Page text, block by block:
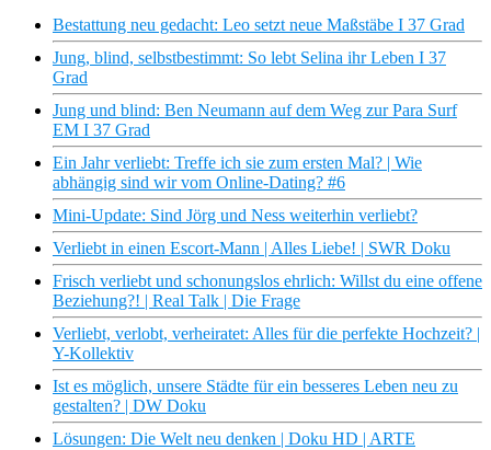
Bestattung neu gedacht: Leo setzt neue Maßstäbe I 37 Grad
Jung, blind, selbstbestimmt: So lebt Selina ihr Leben I 37
Grad
Jung und blind: Ben Neumann auf dem Weg zur Para Surf
EM I 37 Grad
Ein Jahr verliebt: Treffe ich sie zum ersten Mal? | Wie
abhängig sind wir vom Online-Dating? #6
Mini-Update: Sind Jörg und Ness weiterhin verliebt?
Verliebt in einen Escort-Mann | Alles Liebe! | SWR Doku
Frisch verliebt und schonungslos ehrlich: Willst du eine offene
Beziehung?! | Real Talk | Die Frage
Verliebt, verlobt, verheiratet: Alles für die perfekte Hochzeit? |
Y-Kollektiv
Ist es möglich, unsere Städte für ein besseres Leben neu zu
gestalten? | DW Doku
Lösungen: Die Welt neu denken | Doku HD | ARTE